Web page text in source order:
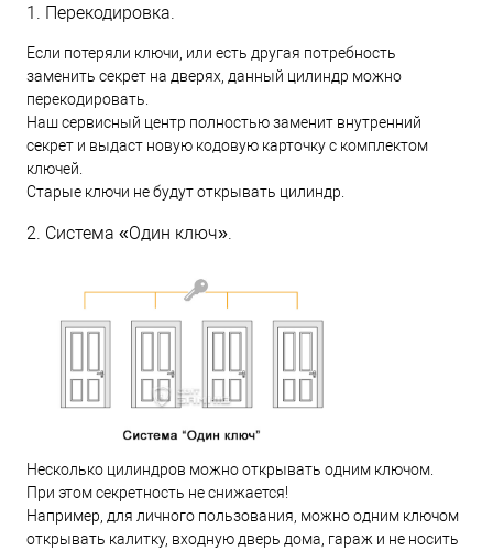
1. Перекодировка.
Если потеряли ключи, или есть другая потребность
заменить секрет на дверях, данный цилиндр можно
перекодировать.
Наш сервисный центр полностью заменит внутренний
секрет и выдаст новую кодовую карточку с комплектом
ключей.
Старые ключи не будут открывать цилиндр.
2. Система «Один ключ».
Несколько цилиндров можно открывать одним ключом.
При этом секретность не снижается!
Например, для личного пользования, можно одним ключом
открывать калитку, входную дверь дома, гараж и не носить